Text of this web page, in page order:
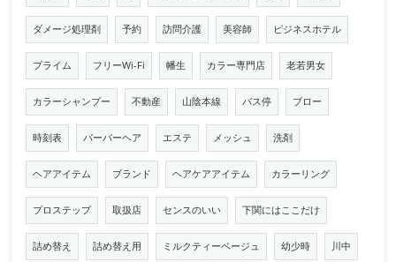
ダメージ処理剤 予約 訪問介護 美容師 ビジネスホテル
プライム フリーWi-Fi 幡生 カラー専門店 老若男女
カラーシャンプー 不動産 山陰本線 バス停 ブロー
時刻表 バーバーヘア エステ メッシュ 洗剤
ヘアアイテム ブランド ヘアケアアイテム カラーリング
プロステップ 取扱店 センスのいい 下関にはここだけ
詰め替え 詰め替え用 ミルクティーベージュ 幼少時 川中